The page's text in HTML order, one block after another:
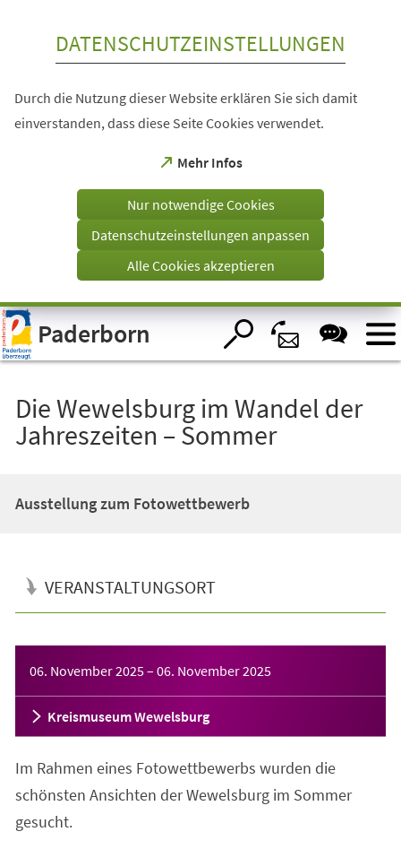
Visuelle
Assistenzsoftware
öffnen.
DATENSCHUTZEINSTELLUNGEN
Durch die Nutzung dieser Website erklären Sie sich damit
einverstanden, dass diese Seite Cookies verwendet.
Mehr Infos
(Öffnet
einem
Tab)
Nur notwendige Cookies
Datenschutzeinstellungen anpassen
Alle Cookies akzeptieren
Paderborn
Die Wewelsburg im Wandel der
Jahreszeiten – Sommer
Ausstellung zum Fotowettbewerb
VERANSTALTUNGSORT
06. November 2025– 06. November 2025
Kreismuseum Wewelsburg
Im Rahmen eines Fotowettbewerbs wurden die
schönsten Ansichten der Wewelsburg im Sommer
gesucht.